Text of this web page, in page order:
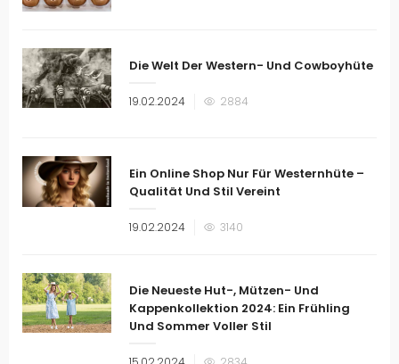
Die Welt Der Western- Und Cowboyhüte
Veröffentlicht
19.02.2024 2884
Ein Online Shop Nur Für Westernhüte –
Qualität Und Stil Vereint
Veröffentlicht
19.02.2024 3140
Die Neueste Hut-, Mützen- Und
Kappenkollektion 2024: Ein Frühling
Und Sommer Voller Stil
Veröffentlicht